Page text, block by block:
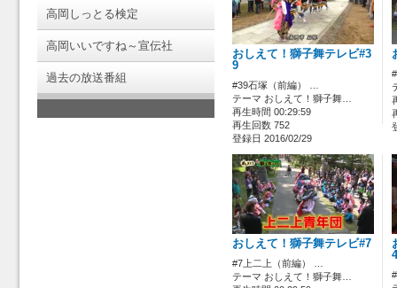
高岡しっとる検定
高岡いいですね～宣伝社
過去の放送番組
おしえて！獅子舞テレビ#3
9
#39石塚（前編） …
テーマ おしえて！獅子舞…
再生時間 00:29:59
再生回数 752
登録日 2016/02/29
おしえて！獅子舞テレビ#7
#7上二上（前編） …
テーマ おしえて！獅子舞…
4